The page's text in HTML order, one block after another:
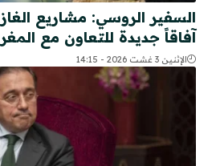
السفير الروسي: مشاريع
آفاقاً جديدة للتعاون مع
الإثنين 3 غشت 2026 - 14:15